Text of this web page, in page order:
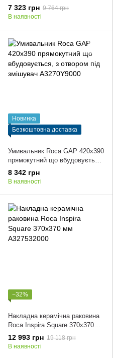
7 323 грн 9 764 грн
В наявності
Новинка
Безкоштовна доставка
Умивальник Roca GAP 420x390
прямокутний що вбудовується,
з отвором під змішувач
A3270Y9000
8 342 грн
В наявності
−32%
Накладна керамічна раковина
Roca Inspira Square 370x370
мм A327532000
12 993 грн 19 118 грн
В наявності